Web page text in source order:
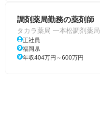
調剤薬局勤務の薬剤師
タカラ薬局 一本松調剤薬局
正社員
福岡県
年収404万円～600万円